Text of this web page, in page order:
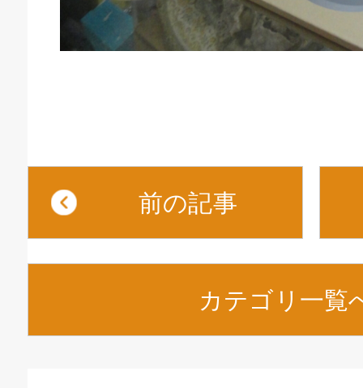
前の記事
カテゴリ一覧